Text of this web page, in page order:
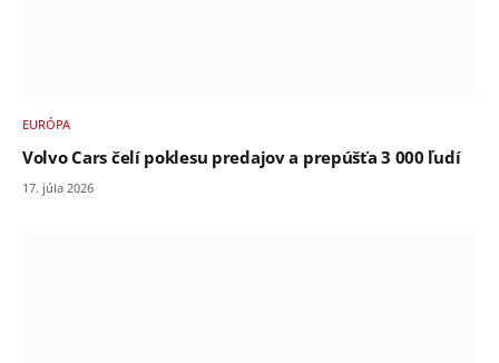
EURÓPA
Volvo Cars čelí poklesu predajov a prepúšťa 3 000 ľudí
17. júla 2026